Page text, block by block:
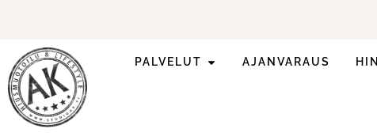
PALVELUT AJANVARAUS